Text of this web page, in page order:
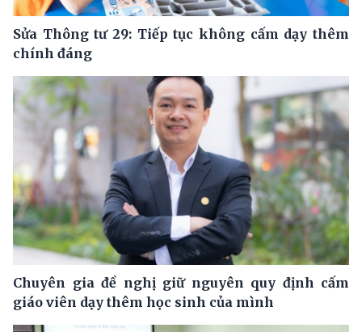
Sửa Thông tư 29: Tiếp tục không cấm dạy thêm
chính đáng
Chuyên gia đề nghị giữ nguyên quy định cấm
giáo viên dạy thêm học sinh của mình